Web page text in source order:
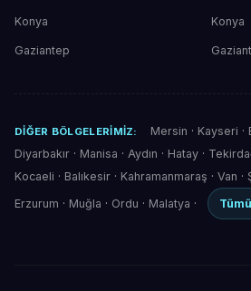
Konya
Gaziantep
Konya
DIĞER BÖLGELERIMIZ: Mersin · Kayseri ·
Diyarbakır · Manisa · Aydın · Hatay ·
Kocaeli · Balıkesir · Kahramanmaraş · Van ·
Erzurum · Muğla · Ordu · Malatya ·